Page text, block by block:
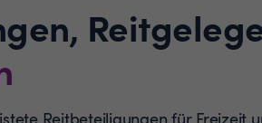
Reitbeteiligungen für Freizeit